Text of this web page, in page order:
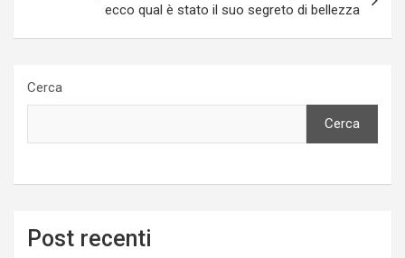
ecco qual è stato il suo segreto di bellezza
Cerca
Cerca
Post recenti